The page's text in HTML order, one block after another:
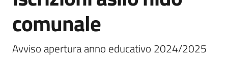
Menu selezionato
comunale
Avviso apertura anno educativo 2024/2025